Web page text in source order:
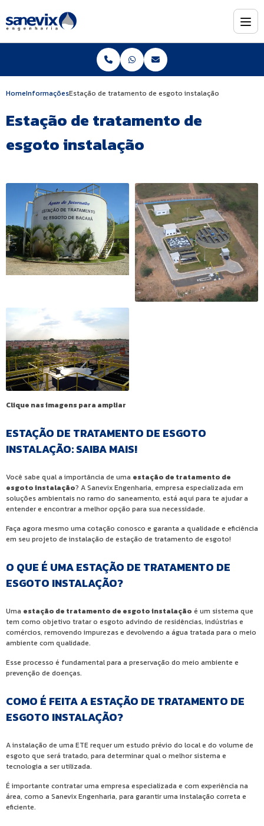
HomeInformaçõesEstação de tratamento de esgoto instalação
Estação de tratamento de
esgoto instalação
Clique nas imagens para ampliar
ESTAÇÃO DE TRATAMENTO DE ESGOTO
INSTALAÇÃO: SAIBA MAIS!
Você sabe qual a importância de uma estação de tratamento de
esgoto instalação? A Sanevix Engenharia, empresa especializada em
soluções ambientais no ramo do saneamento, está aqui para te ajudar a
entender e encontrar a melhor opção para sua necessidade.
Faça agora mesmo uma cotação conosco e garanta a qualidade e eficiência
em seu projeto de instalação de estação de tratamento de esgoto!
O QUE É UMA ESTAÇÃO DE TRATAMENTO DE
ESGOTO INSTALAÇÃO?
Uma estação de tratamento de esgoto instalação é um sistema que
tem como objetivo tratar o esgoto advindo de residências, indústrias e
comércios, removendo impurezas e devolvendo a água tratada para o meio
ambiente com qualidade.
Esse processo é fundamental para a preservação do meio ambiente e
prevenção de doenças.
COMO É FEITA A ESTAÇÃO DE TRATAMENTO DE
ESGOTO INSTALAÇÃO?
A instalação de uma ETE requer um estudo prévio do local e do volume de
esgoto que será tratado, para determinar qual o melhor sistema e
tecnologia a ser utilizada.
É importante contratar uma empresa especializada e com experiência na
área, como a Sanevix Engenharia, para garantir uma instalação correta e
eficiente.